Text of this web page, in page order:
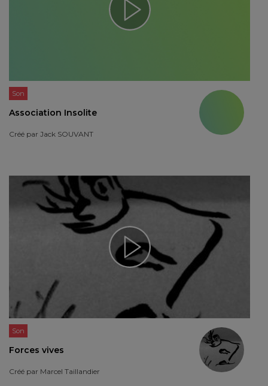
Son
Association Insolite
Créé par Jack SOUVANT
Son
Forces vives
Créé par Marcel Taillandier